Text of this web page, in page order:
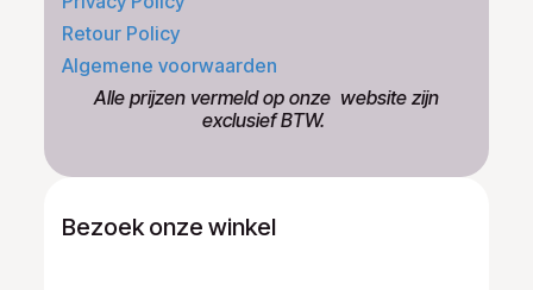
Retour Policy
Algemene voorwaarden
​Alle prijzen vermeld op onze ​website zijn
exclusief BTW.
Bezoek onze winkel